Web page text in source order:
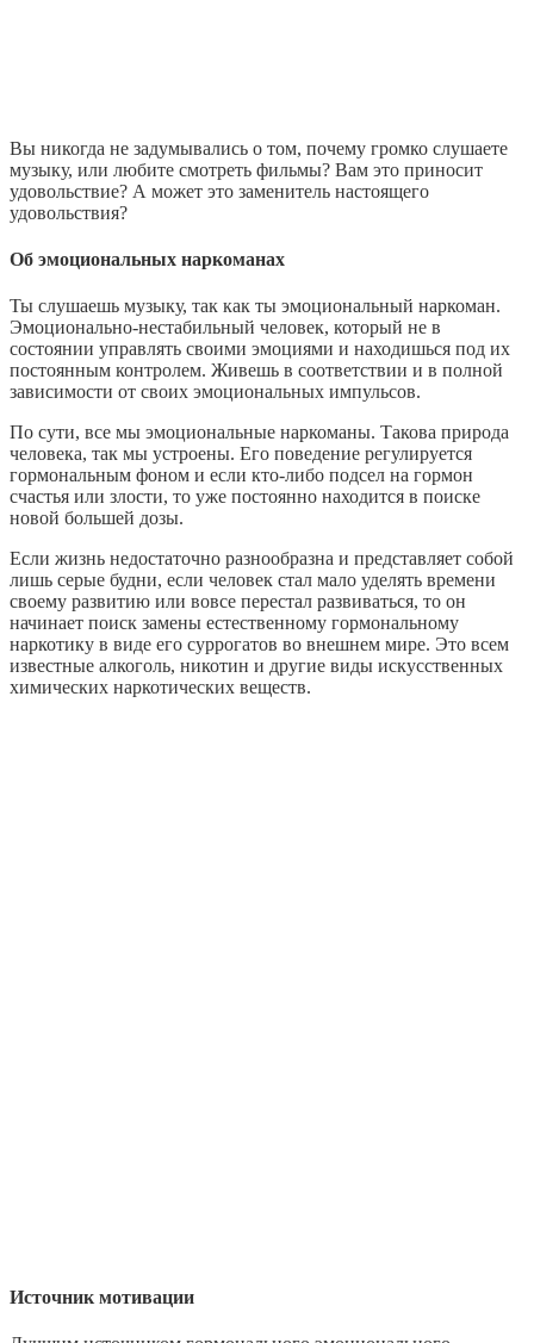
Вы никогда не задумывались о том, почему громко слушаете
музыку, или любите смотреть фильмы? Вам это приносит
удовольствие? А может это заменитель настоящего
удовольствия?
Об эмоциональных наркоманах
Ты слушаешь музыку, так как ты эмоциональный наркоман.
Эмоционально-нестабильный человек, который не в
состоянии управлять своими эмоциями и находишься под их
постоянным контролем. Живешь в соответствии и в полной
зависимости от своих эмоциональных импульсов.
По сути, все мы эмоциональные наркоманы. Такова природа
человека, так мы устроены. Его поведение регулируется
гормональным фоном и если кто-либо подсел на гормон
счастья или злости, то уже постоянно находится в поиске
новой большей дозы.
Если жизнь недостаточно разнообразна и представляет собой
лишь серые будни, если человек стал мало уделять времени
своему развитию или вовсе перестал развиваться, то он
начинает поиск замены естественному гормональному
наркотику в виде его суррогатов во внешнем мире. Это всем
известные алкоголь, никотин и другие виды искусственных
химических наркотических веществ.
Источник мотивации